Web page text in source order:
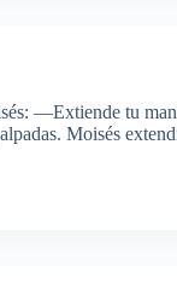
—Extiende tu
Moisés